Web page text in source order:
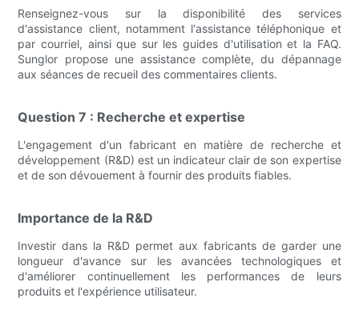
Renseignez-vous sur la disponibilité des services
d'assistance client, notamment l'assistance téléphonique et
par courriel, ainsi que sur les guides d'utilisation et la FAQ.
Sunglor propose une assistance complète, du dépannage
aux séances de recueil des commentaires clients.
Question 7 : Recherche et expertise
L'engagement d'un fabricant en matière de recherche et
développement (R&D) est un indicateur clair de son expertise
et de son dévouement à fournir des produits fiables.
Importance de la R&D
Investir dans la R&D permet aux fabricants de garder une
longueur d'avance sur les avancées technologiques et
d'améliorer continuellement les performances de leurs
produits et l'expérience utilisateur.